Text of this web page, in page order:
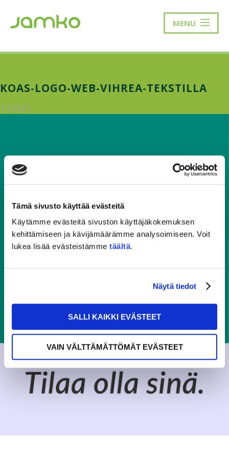
Tämä sivusto käyttää evästeitä
Käytämme evästeitä sivuston käyttäjäkokemuksen
kehittämiseen ja kävijämäärämme analysoimiseen. Voit
lukea lisää evästeistämme täältä.
Näytä tiedot
SALLI KAIKKI EVÄSTEET
VAIN VÄLTTÄMÄTTÖMÄT EVÄSTEET
MENU
KOAS-LOGO-WEB-VIHREA-TEKSTILLA
1.9.2021